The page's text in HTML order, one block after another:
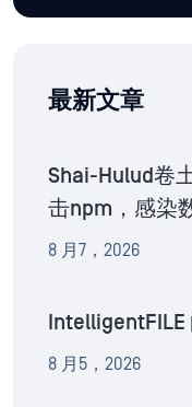
最新文章
Shai-Hulud卷
击npm，感染
8 月7，2026
IntelligentFILE
8 月5，2026